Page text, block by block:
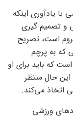
یادآوری اینکه
و تصمیم گیری
است، تصریح
که به پرچم
که باید برای او
این حال منتظر
اتخاذ می‌کند.
ورزشی